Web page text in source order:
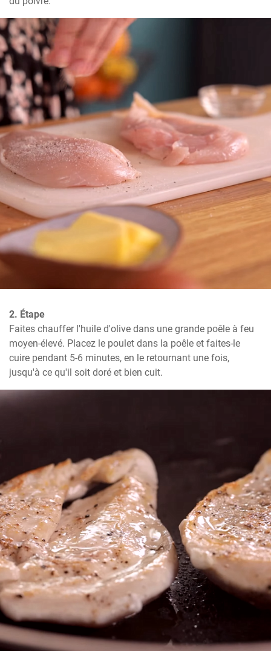
2. Étape
Faites chauffer l'huile d'olive dans une grande poêle à feu
moyen-élevé. Placez le poulet dans la poêle et faites-le
cuire pendant 5-6 minutes, en le retournant une fois,
jusqu'à ce qu'il soit doré et bien cuit.